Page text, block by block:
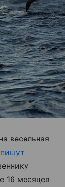
весельная
пишут
16 месяцев